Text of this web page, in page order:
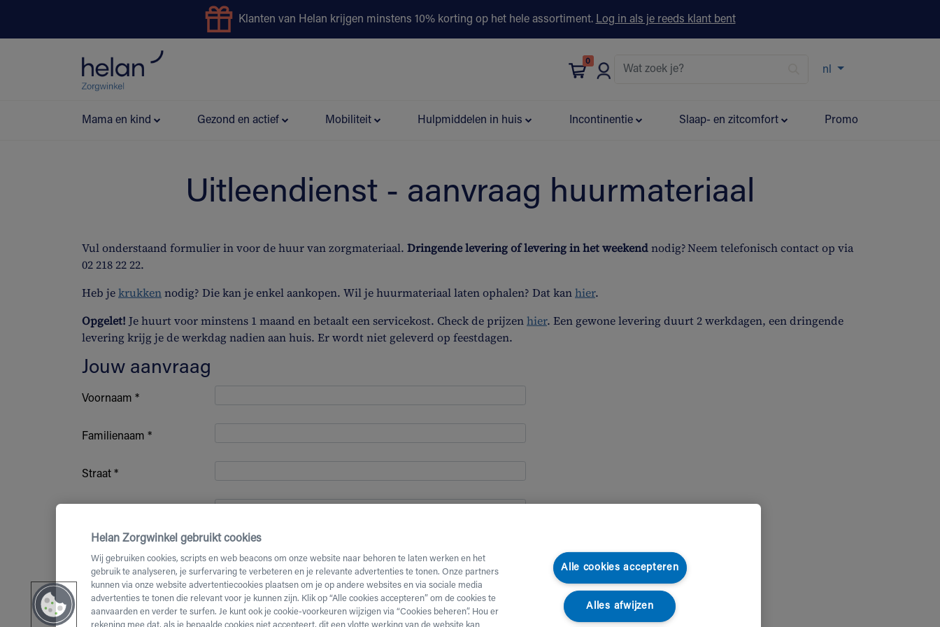
Klanten van Helan krijgen minstens 10% korting op het hele assortiment. Log in als je reeds klant bent
0
nl
Mama en kind Gezond en actief Mobiliteit Hulpmiddelen in huis Incontinentie Slaap- en zitcomfort Promo
Uitleendienst - aanvraag huurmateriaal
Vul onderstaand formulier in voor de huur van zorgmateriaal. Dringende levering of levering in het weekendnodig? Neem telefonisch contact op via
02 218 22 22.
Heb jekrukkennodig? Die kan je enkel aankopen. Wil je huurmateriaal laten ophalen? Dat kanhier.
Opgelet! Je huurt voor minstens 1 maand en betaalt een servicekost. Check de prijzenhier. Een gewone levering duurt 2 werkdagen, een dringende
levering krijg je de werkdag nadien aan huis. Er wordt niet geleverd op feestdagen.
Jouw aanvraag
Voornaam *
Familienaam *
Straat *
Postcode *
Helan Zorgwinkel gebruikt cookies
Wij gebruiken cookies, scripts en web beacons om onze website naar behoren te laten werken en het
gebruik te analyseren, je surfervaring te verbeteren en je relevante advertenties te tonen. Onze partners
kunnen via onze website advertentiecookies plaatsen om je op andere websites en via sociale media
advertenties te tonen die relevant voor je kunnen zijn. Klik op “Alle cookies accepteren” om de cookies te
aanvaarden en verder te surfen. Je kunt ook je cookie-voorkeuren wijzigen via “Cookies beheren”. Hou er
Alle cookies accepteren
Alles afwijzen